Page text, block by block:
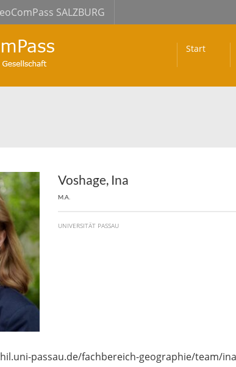
SALZBURG
Start
Voshage, Ina
M.A.
UNIVERSITÄT PASSAU
passau.de/fachbereich-geographie/team/